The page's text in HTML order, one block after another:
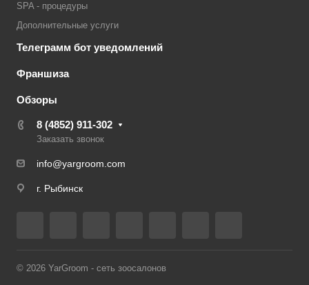
SPA - процедуры
Дополнительные услуги
Телеграмм бот уведомлений
Франшиза
Обзоры
8 (4852) 911-302
Заказать звонок
info@yargroom.com
г. Рыбинск
© 2026 YarGroom - сеть зоосалонов